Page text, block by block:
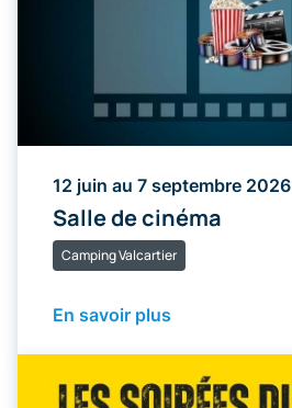
12 juin au 7 septembre 2026
Salle de cinéma
Camping Valcartier
En savoir plus